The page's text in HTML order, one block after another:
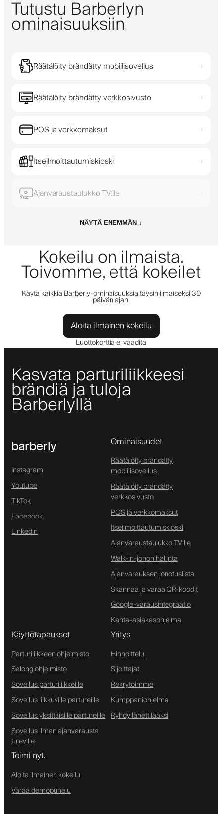
Tutustu Barberlyn
ominaisuuksiin
Räätälöity brändätty mobiilisovellus ›
Räätälöity brändätty verkkosivusto ›
POS ja verkkomaksut ›
Itseilmoittautumiskioski ›
Ajanvaraustaulukko TV:lle ›
NÄYTÄ ENEMMÄN ↓
Kokeilu on ilmaista.
Toivomme, että kokeilet
Käytä kaikkia Barberly-ominaisuuksia täysin ilmaiseksi 30
päivän ajan.
Aloita ilmainen kokeilu
Luottokorttia ei vaadita
Kasvata parturiliikkeesi
brändiä ja tuloja
Barberlyllä
barberly
Instagram
Youtube
TikTok
Facebook
Linkedin
Ominaisuudet
Räätälöity brändätty
mobiilisovellus
Räätälöity brändätty
verkkosivusto
POS ja verkkomaksut
Itseilmoittautumiskioski
Ajanvaraustaulukko TV:lle
Walk-in-jonon hallinta
Ajanvarauksen jonotuslista
Skannaa ja varaa QR-koodit
Google-varausintegraatio
Kanta-asiakasohjelma
Käyttötapaukset
Parturiliikkeen ohjelmisto
Salongiohjelmisto
Sovellus parturiliikkeille
Sovellus liikkuville partureille
Sovellus yksittäisille partureille
Sovellus ilman ajanvarausta
tuleville
Yritys
Hinnoittelu
Sijoittajat
Rekrytoimme
Kumppaniohjelma
Ryhdy lähettilääksi
Toimi nyt.
Aloita ilmainen kokeilu
Varaa demopuhelu